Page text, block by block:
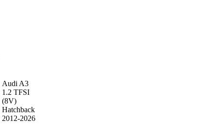
Audi A3
1.2 TFSI
(8V)
Hatchback
2012-2026